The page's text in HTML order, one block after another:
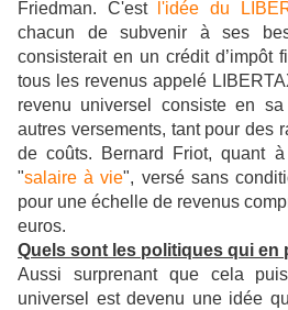
Friedman. C'est
l'idée du
chacun de subvenir à ses
consisterait en un crédit d’impôt
tous les revenus appelé
revenu universel consiste en
autres versements, tant pour des
de coûts. Bernard Friot, quant
"salaire à vie", versé sans
pour une échelle de revenus
euros.
Quels sont les politiques qui en
Aussi surprenant que cela
universel est devenu une idée